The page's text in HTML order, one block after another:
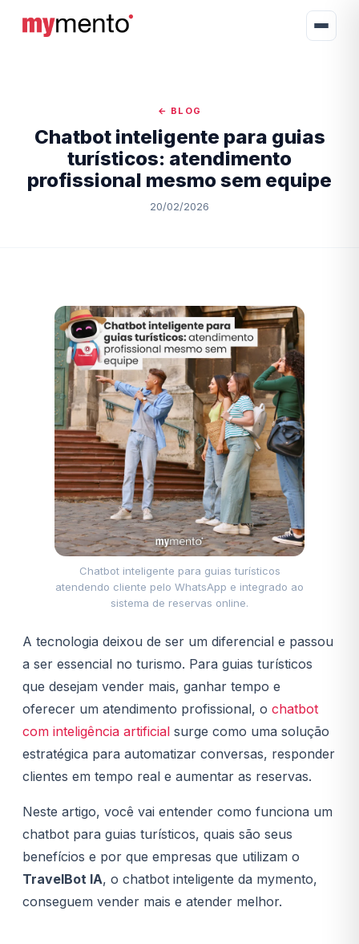
← BLOG
Chatbot inteligente para guias
turísticos: atendimento
profissional mesmo sem equipe
20/02/2026
Chatbot inteligente para guias turísticos
atendendo cliente pelo WhatsApp e integrado ao
sistema de reservas online.
A tecnologia deixou de ser um diferencial e passou
a ser essencial no turismo. Para guias turísticos
que desejam vender mais, ganhar tempo e
oferecer um atendimento profissional, o chatbot
com inteligência artificial surge como uma solução
estratégica para automatizar conversas, responder
clientes em tempo real e aumentar as reservas.
Neste artigo, você vai entender como funciona um
chatbot para guias turísticos, quais são seus
benefícios e por que empresas que utilizam o
TravelBot IA, o chatbot inteligente da mymento,
conseguem vender mais e atender melhor.